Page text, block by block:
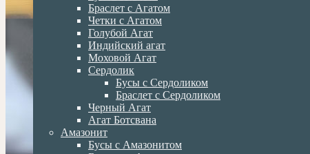
Браслет с Агатом
Четки с Агатом
Голубой Агат
Индийский агат
Моховой Агат
Сердолик
Бусы с Сердоликом
Браслет с Сердоликом
Черный Агат
Агат Ботсвана
Амазонит
Бусы с Амазонитом